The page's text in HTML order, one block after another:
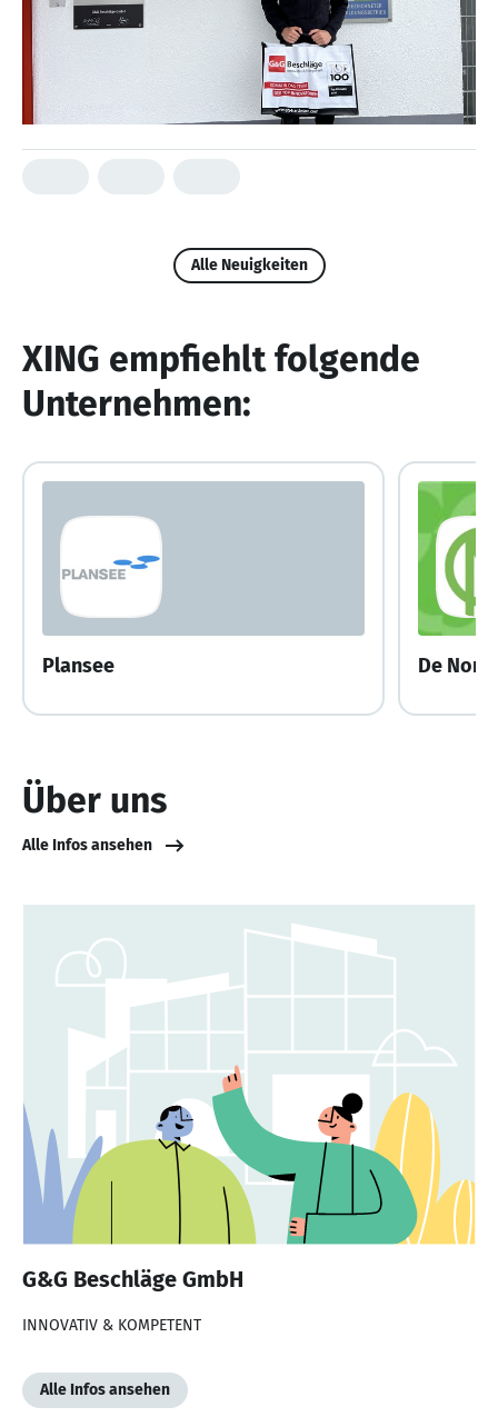
Alle Neuigkeiten
XING empfiehlt folgende
Unternehmen:
Plansee De
Über uns
Alle Infos ansehen
G&G Beschläge GmbH
INNOVATIV & KOMPETENT
Alle Infos ansehen